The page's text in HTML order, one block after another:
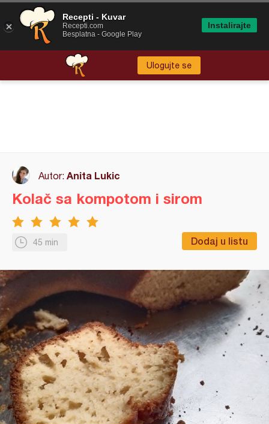
Ulogujte se
Autor: Anita Lukic
45 min Dodaj u listu
Kolač sa kompotom i sirom
Recepti - Kuvar
Recepti.com
Besplatna - Google Play
Instalirajte